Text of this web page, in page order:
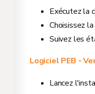
Exécutez la
Choisissez
Suivez les
Logiciel PEB -
Lancez